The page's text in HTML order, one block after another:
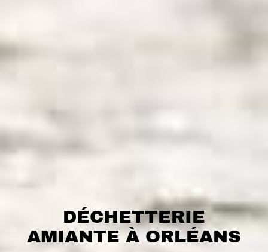
DÉCHETTERIE
AMIANTE À ORLÉANS